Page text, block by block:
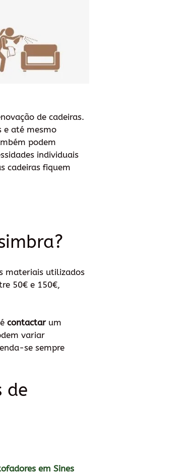
de cadeiras.
e até mesmo
podem
individuais
cadeiras fiquem
materiais utilizados
50€ e 150€,
contactarum
variar
se sempre
de
em Sines